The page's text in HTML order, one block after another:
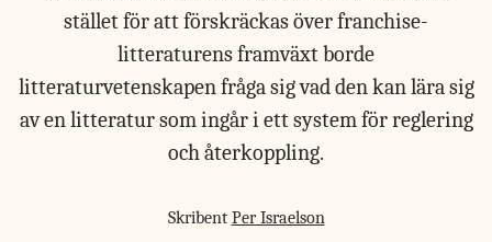
stället för att förskräckas över franchise-
litteraturens framväxt borde
litteraturvetenskapen fråga sig vad den kan lära sig
av en litteratur som ingår i ett system för reglering
och återkoppling.
Skribent Per Israelson